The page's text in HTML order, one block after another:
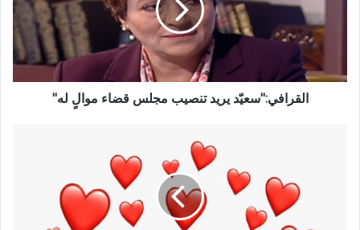
القرافي:"سعيّد يريد تنصيب مجلس قضاء موالٍ له"